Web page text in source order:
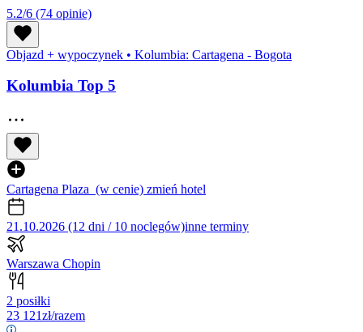
5.2/6 (74 opinie)
Objazd + wypoczynek • Kolumbia: Cartagena - Bogota
Kolumbia Top 5
Cartagena Plaza (w cenie) zmień hotel
21.10.2026 (12 dni / 10 noclegów)inne terminy
Warszawa Chopin
2 posiłki
23 121zł/razem